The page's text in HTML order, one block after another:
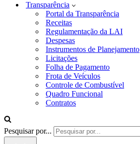
Transparência
Portal da Transparência
Receitas
Regulamentação da LAI
Despesas
Instrumentos de Planejamento
Licitações
Folha de Pagamento
Frota de Veículos
Controle de Combustível
Quadro Funcional
Contratos
Pesquisar por...